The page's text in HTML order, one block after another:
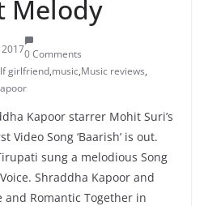
Melody
0 Comments
girlfriend,music,Music reviews,
Kapoor starrer Mohit Suri’s
Video Song ‘Baarish’ is out.
sung a melodious Song
Shraddha Kapoor and
and Romantic Together in